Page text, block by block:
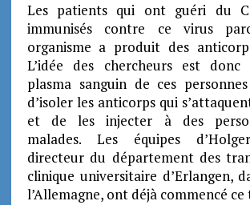
Les patients qui ont guéri du
immunisés contre ce virus
organisme a produit des
L’idée des chercheurs est donc
plasma sanguin de ces
d’isoler les anticorps qui
et de les injecter à des
malades. Les équipes
directeur du département des
clinique universitaire d’Erlangen,
l’Allemagne, ont déjà commencé ce